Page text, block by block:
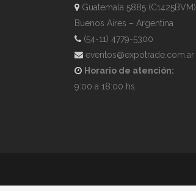
Guatemala 5885 (C1425BVM)
Buenos Aires – Argentina
(54-11) 4779-5300
eventos@expotrade.com.ar
Horario de atención:
9:00 a 18:00 hs.